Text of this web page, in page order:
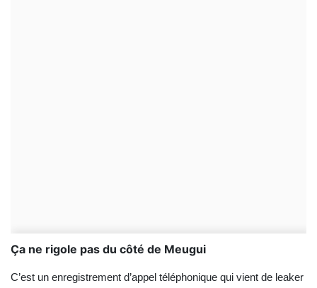
Ça ne rigole pas du côté de Meugui
C’est un enregistrement d’appel téléphonique qui vient de leaker